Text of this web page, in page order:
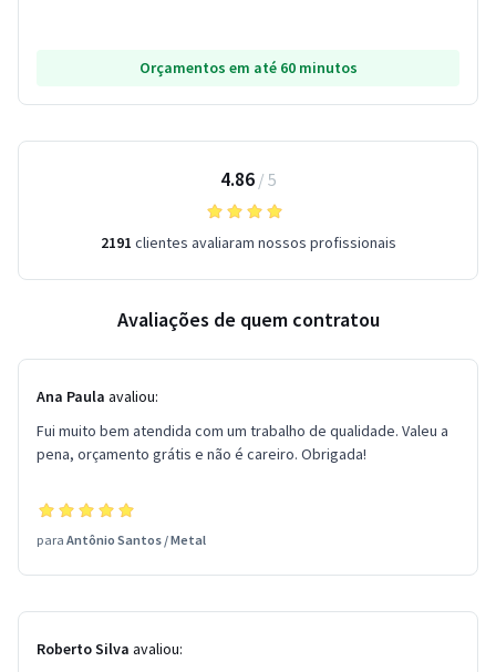
Orçamentos em até 60 minutos
4.86/ 5
2191 clientes avaliaram nossos profissionais
Avaliações de quem contratou
Ana Paula avaliou:
Fui muito bem atendida com um trabalho de qualidade. Valeu a
pena, orçamento grátis e não é careiro. Obrigada!
para Antônio Santos /Metal
Roberto Silva avaliou: